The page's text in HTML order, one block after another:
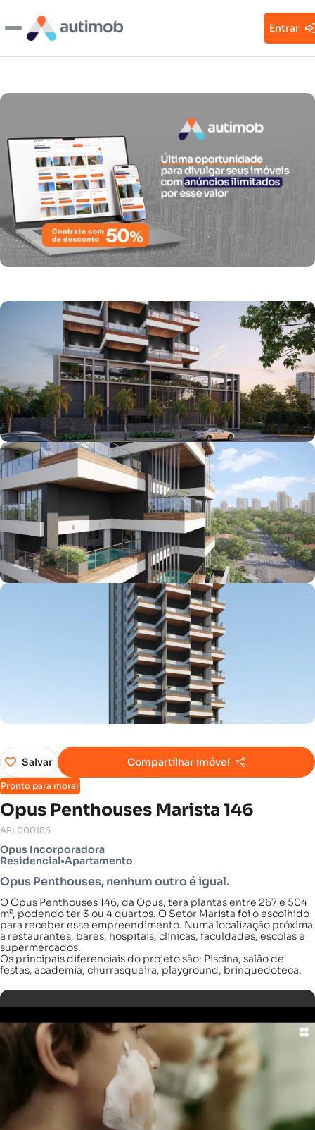
Entrar
Pronto para morar
Opus Penthouses Marista 146
Salvar Compartilhar imóvel
APL000186
Opus Incorporadora
Residencial•Apartamento
Opus Penthouses, nenhum outro é igual.
O Opus Penthouses 146, da Opus, terá plantas entre 267 e 504
m², podendo ter 3 ou 4 quartos. O Setor Marista foi o escolhido
para receber esse empreendimento. Numa localização próxima
a restaurantes, bares, hospitais, clínicas, faculdades, escolas e
supermercados.
Os principais diferenciais do projeto são: Piscina, salão de
festas, academia, churrasqueira, playground, brinquedoteca.